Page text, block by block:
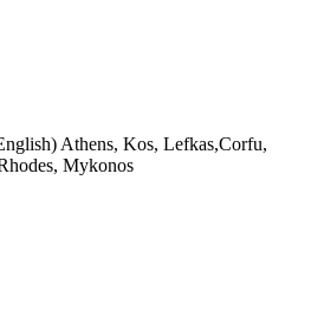
Athens, Kos, Lefkas,Corfu,
Mykonos